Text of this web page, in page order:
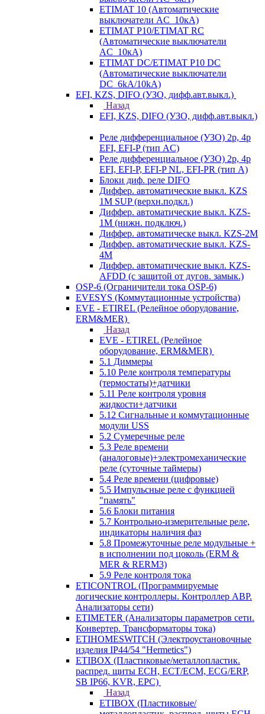
ETIMAT 10 (Автоматические
выключатели AC_10кА)
ETIMAT P10/ETIMAT RC
(Автоматические выключатели
AC_10кА)
ETIMAT DC/ETIMAT P10 DC
(Автоматические выключатели
DC_6kA/10kA)
EFI, KZS, DIFO (УЗО, дифф.авт.выкл.)
Назад
EFI, KZS, DIFO (УЗО, дифф.авт.выкл.)
Реле дифференциальное (УЗО) 2р, 4р
EFI, EFI-P (тип AС)
Реле дифференциальное (УЗО) 2р, 4р
EFI, EFI-P, EFI-P NL, EFI-PR (тип A)
Блоки диф. реле DIFO
Диффер. автоматические выкл. KZS
1M SUP (верхн.подкл.)
Диффер. автоматические выкл. KZS-
1M (нижн. подключ.)
Диффер. автоматическе выкл. KZS-2M
Диффер. автоматические выкл. KZS-
4M
Диффер. автоматические выкл. KZS-
AFDD (с защитой от дугов. замык.)
OSP-6 (Ограничители тока OSP-6)
EVESYS (Коммутационные устройства)
EVE - ETIREL (Релейное оборудование,
ERM&MER)
Назад
EVE - ETIREL (Релейное
оборудование, ERM&MER)
5.1 Диммеры
5.10 Реле контроля температуры
(термостаты)+датчики
5.11 Реле контроля уровня
жидкости+датчики
5.12 Сигнальные и коммутационные
модули USS
5.2 Сумеречные реле
5.3 Реле времени
(аналоговые)+электромеханические
реле (суточные таймеры)
5.4 Реле времени (цифровые)
5.5 Импульсные реле с функцией
"память"
5.6 Блоки питания
5.7 Контрольно-измерительные реле,
индикаторы наличия фаз
5.8 Промежуточные реле модульные +
в исполнении под цоколь (ERM &
MER & RERM3)
5.9 Реле контроля тока
ETICONTROL (Программируемые
логические контроллеры. Контроллер АВР.
Анализаторы сети)
ETIMETER (Анализаторы параметров сети.
Конвертер. Трансформаторы тока)
ETIHOMESWITCH (Электроустановочные
изделия IP44/54 "Hermetics")
ETIBOX (Пластиковые/металлопластик.
распред. щиты ECH, ECT/ECM, ECG/ERP,
SB IP66, KVR, EPC)
Назад
ETIBOX (Пластиковые/